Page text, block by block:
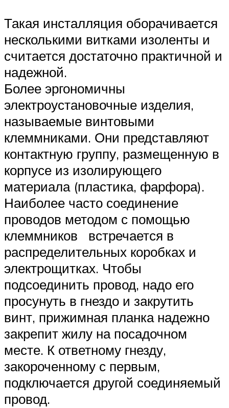
Такая инсталляция оборачивается
несколькими витками изоленты и
считается достаточно практичной и
надежной.
Более эргономичны
электроустановочные изделия,
называемые винтовыми
клеммниками. Они представляют
контактную группу, размещенную в
корпусе из изолирующего
материала (пластика, фарфора).
Наиболее часто соединение
проводов методом с помощью
клеммников встречается в
распределительных коробках и
электрощитках. Чтобы
подсоединить провод, надо его
просунуть в гнездо и закрутить
винт, прижимная планка надежно
закрепит жилу на посадочном
месте. К ответному гнезду,
закороченному с первым,
подключается другой соединяемый
провод.